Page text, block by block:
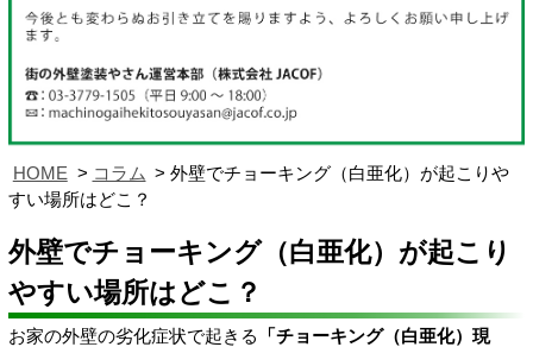
HOME コラム
外壁でチョーキング（白亜化）が起こりや
すい場所はどこ？
外壁でチョーキング（白亜化）が起こり
やすい場所はどこ？
お家の外壁の劣化症状で起きる
「チョーキング（白亜化）現